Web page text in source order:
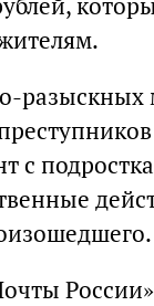
разыскных
с